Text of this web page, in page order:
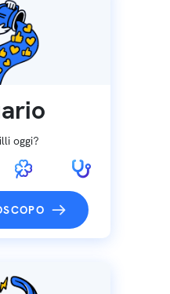
oggi?